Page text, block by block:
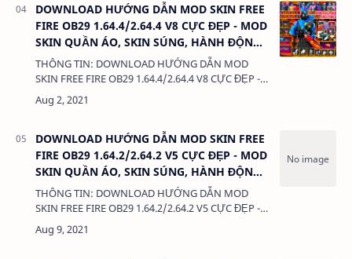
DOWNLOAD HƯỚNG DẪN MOD SKIN FREE
FIRE OB29 1.64.4/2.64.4 V8 CỰC ĐẸP - MOD
SKIN QUẦN ÁO, SKIN SÚNG, HÀNH ĐỘNG,
KHÔNG LỖI TÌM TRẬN
THÔNG TIN: DOWNLOAD HƯỚNG DẪN MOD
SKIN FREE FIRE OB29 1.64.4/2.64.4 V8 CỰC ĐẸP -
MOD SKIN QUẦN ÁO, SKIN SÚNG, HÀNH ĐỘNG,
DOWNLOAD HƯỚNG DẪN MOD SKIN FREE
FIRE OB29 1.64.2/2.64.2 V5 CỰC ĐẸP - MOD
SKIN QUẦN ÁO, SKIN SÚNG, HÀNH ĐỘNG,
KHÔNG LỖI TÌM TRẬN
THÔNG TIN: DOWNLOAD HƯỚNG DẪN MOD
SKIN FREE FIRE OB29 1.64.2/2.64.2 V5 CỰC ĐẸP -
MOD SKIN QUẦN ÁO, SKIN SÚNG, HÀNH ĐỘNG,
KHÔNG LỖI TÌM TRẬN DUNG LƯỢNG: 3MB LINK: